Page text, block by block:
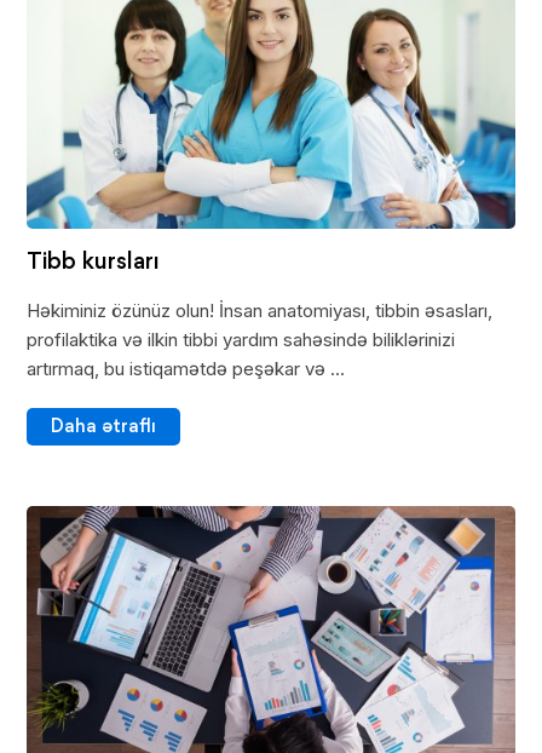
Tibb kursları
Həkiminiz özünüz olun! İnsan anatomiyası, tibbin əsasları,
profilaktika və ilkin tibbi yardım sahəsində biliklərinizi
artırmaq, bu istiqamətdə peşəkar və ...
Daha ətraflı